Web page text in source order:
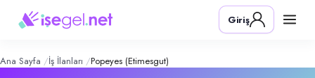
(Etimesgut) – Şirket Profili
Konum:
Popeyes Etimesgut, Ankara Etimesgut'ta hizmet veren uluslararası
Giriş
Ana Sayfa İş İlanları Popeyes (Etimesgut)